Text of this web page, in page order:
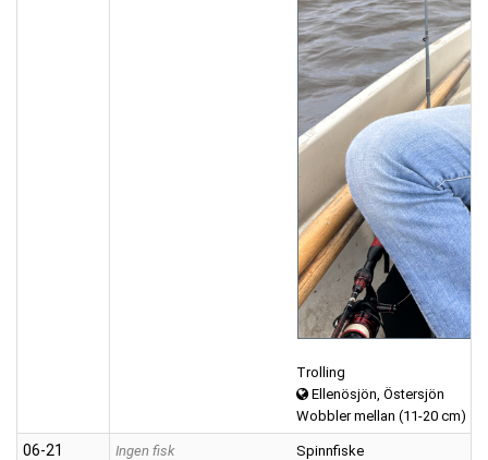
Trolling
Ellenösjön, Östersjön
Wobbler mellan (11-20 cm)
06‑21 Ingen fisk
Spinnfiske